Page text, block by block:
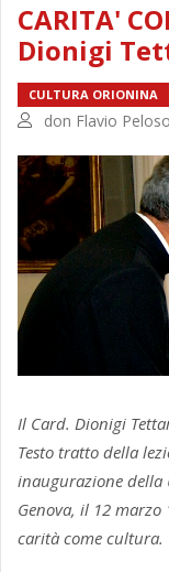
CARITA'
Dionigi
CULTURA ORIONINA
don Flavio Peloso
Il Card. Dionigi
Testo tratto della
inaugurazione della
Genova, il 12
carità come cultura.